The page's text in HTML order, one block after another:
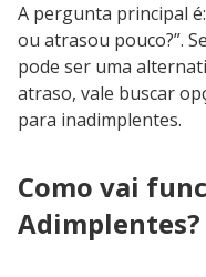
A pergunta principal
ou atrasou pouco?”.
pode ser uma
atraso, vale buscar
para inadimplentes.
Como vai
Adimplentes?